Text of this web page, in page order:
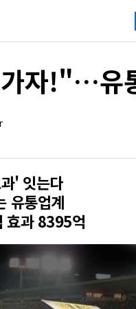
자!"…유
' 잇는다
유통업계
과 8395억